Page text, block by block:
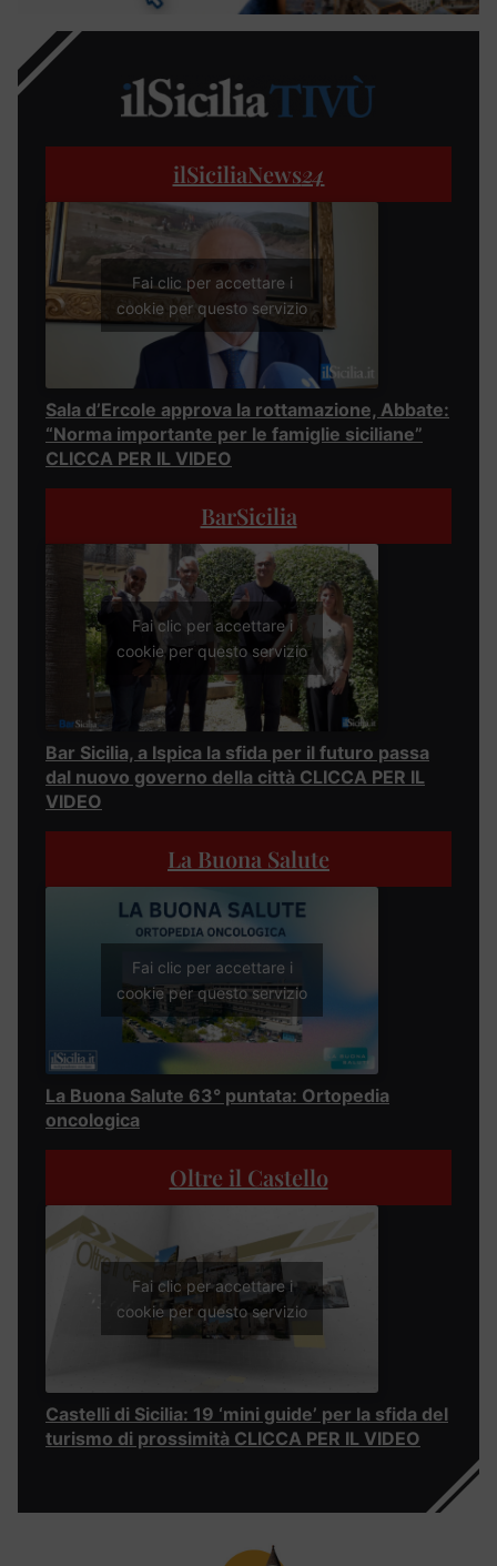
ilSiciliaNews24
Fai clic per accettare i
cookie per questo servizio
Sala d’Ercole approva la rottamazione, Abbate:
“Norma importante per le famiglie siciliane”
CLICCA PER IL VIDEO
BarSicilia
Fai clic per accettare i
cookie per questo servizio
Bar Sicilia, a Ispica la sfida per il futuro passa
dal nuovo governo della città CLICCA PER IL
VIDEO
La Buona Salute
Fai clic per accettare i
cookie per questo servizio
La Buona Salute 63° puntata: Ortopedia
oncologica
Oltre il Castello
Fai clic per accettare i
cookie per questo servizio
Castelli di Sicilia: 19 ‘mini guide’ per la sfida del
turismo di prossimità CLICCA PER IL VIDEO